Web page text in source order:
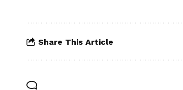
Share This Article